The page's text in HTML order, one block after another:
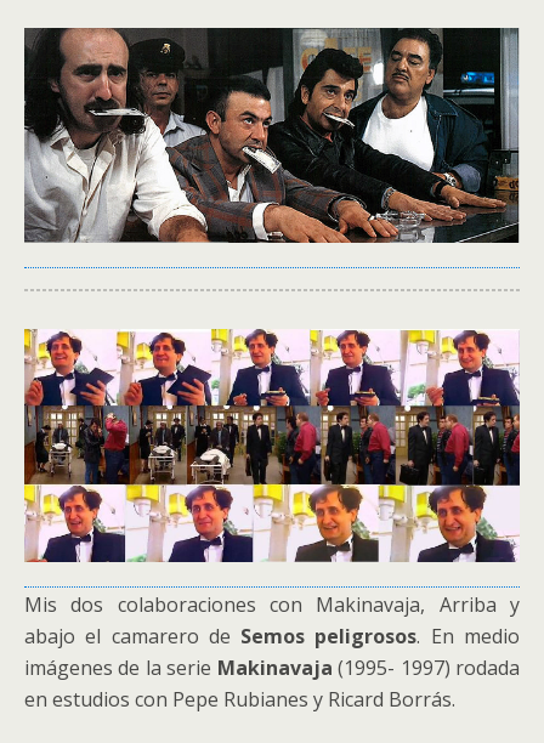
Mis dos colaboraciones con Makinavaja, Arriba y
abajo el camarero de Semos peligrosos. En medio
imágenes de la serie Makinavaja(1995- 1997) rodada
en estudios con Pepe Rubianes y Ricard Borrás.